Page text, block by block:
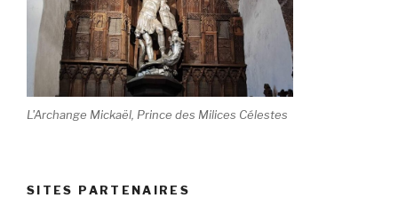
L'Archange Mickaël, Prince des Milices Célestes
SITES PARTENAIRES